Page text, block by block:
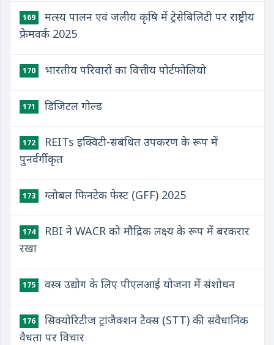
169
मत्स्य पालन एवं जलीय कृषि में ट्रेसेबिलिटी पर राष्ट्रीय
फ्रेमवर्क 2025
170 भारतीय परिवारों का वित्तीय पोर्टफोलियो
171 डिजिटल गोल्ड
172
REITs इक्विटी-संबंधित उपकरण के रूप में
पुनर्वर्गीकृत
173 ग्लोबल फिनटेक फेस्ट (GFF) 2025
174
RBI ने WACR को मौद्रिक लक्ष्य के रूप में बरकरार
रखा
175 वस्त्र उद्योग के लिए पीएलआई योजना में संशोधन
176
सिक्योरिटीज ट्रांजैक्शन टैक्स (STT) की संवैधानिक
वैधता पर विचार